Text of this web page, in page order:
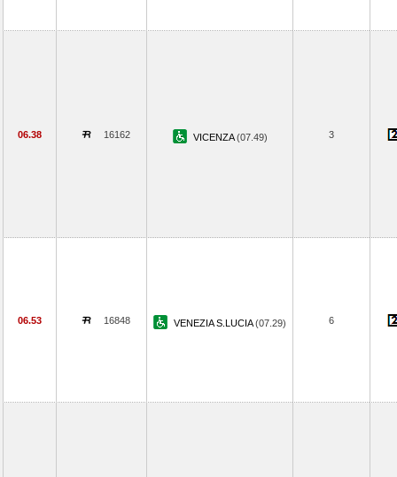
06.38 16162 VICENZA(07.49) 3
06.53 16848 VENEZIA S.LUCIA(07.29) 6